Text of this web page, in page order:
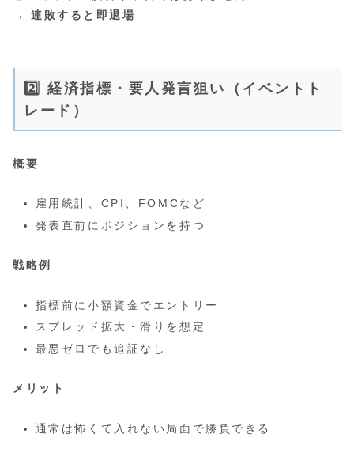
→連敗すると即退場
2️⃣ 経済指標・要人発言狙い（イベントト
レード）
概要
雇用統計、CPI、FOMCなど
発表直前にポジションを持つ
戦略例
指標前に小額資金でエントリー
スプレッド拡大・滑りを想定
最悪ゼロでも追証なし
メリット
通常は怖くて入れない局面で勝負できる